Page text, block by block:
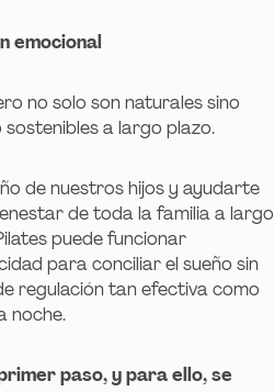
emocional
no solo son naturales sino
a largo plazo.
de nuestros hijos y ayudarte
de toda la familia a largo
puede funcionar
para conciliar el sueño sin
regulación tan efectiva como
noche.
paso, y para ello, se